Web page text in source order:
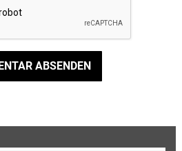
ABSENDEN